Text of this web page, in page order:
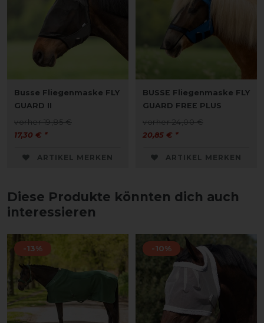
Busse Fliegenmaske FLY
GUARD II
vorher 19,85 €
17,30 € *
ARTIKEL MERKEN
BUSSE Fliegenmaske FLY
GUARD FREE PLUS
vorher 24,00 €
20,85 € *
ARTIKEL MERKEN
Diese Produkte könnten dich auch
interessieren
-13% -10%